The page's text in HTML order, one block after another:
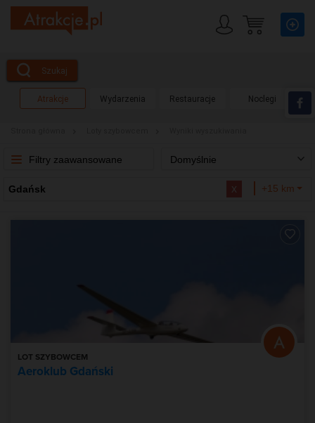
Szukaj
Atrakcje Wydarzenia Restauracje Noclegi
Filtry zaawansowane Domyślnie
Gdańsk x +15 km
LOT SZYBOWCEM
Aeroklub Gdański